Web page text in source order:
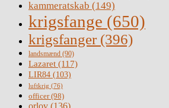
kammeratskab (149)
krigsfange (650)
krigsfanger (396)
landsmænd (90)
Lazaret (117)
LIR84 (103)
luftkrig (76)
officer(98)
orlov (136)